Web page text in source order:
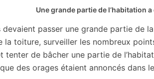
Une grande partie de l’habitation
devaient passer une grande partie de
la toiture, surveiller les nombreux
tenter de bâcher une partie de
des orages étaient annoncés dans